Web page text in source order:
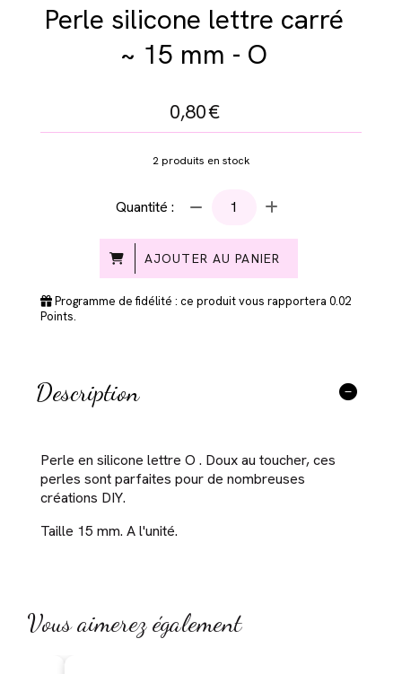
Perle silicone lettre carré
~ 15 mm - O
0,80€
2produits en stock
Quantité :
AJOUTER AU PANIER
Programme de fidélité : ce produit vous rapportera 0.02
Points.
Description
Perle en silicone lettre O . Doux au toucher, ces
perles sont parfaites pour de nombreuses
créations DIY.
Taille 15 mm. A l'unité.
Vous aimerez également